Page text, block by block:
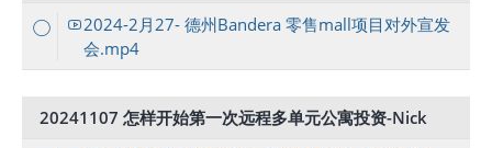
2024-2月27- 德州Bandera 零售mall项目对外宣发
会.mp4
20241107 怎样开始第一次远程多单元公寓投资-Nick